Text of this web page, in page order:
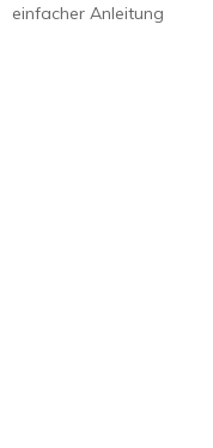
einfacher Anleitung